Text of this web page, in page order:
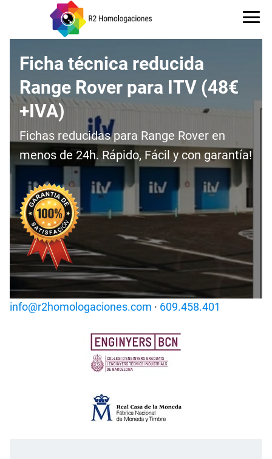
Ficha técnica reducida
Range Rover para ITV (48€
+IVA)
Fichas reducidas para Range Rover en
menos de 24h. Rápido, Fácil y con garantía!
info@r2homologaciones.com · 609.458.401